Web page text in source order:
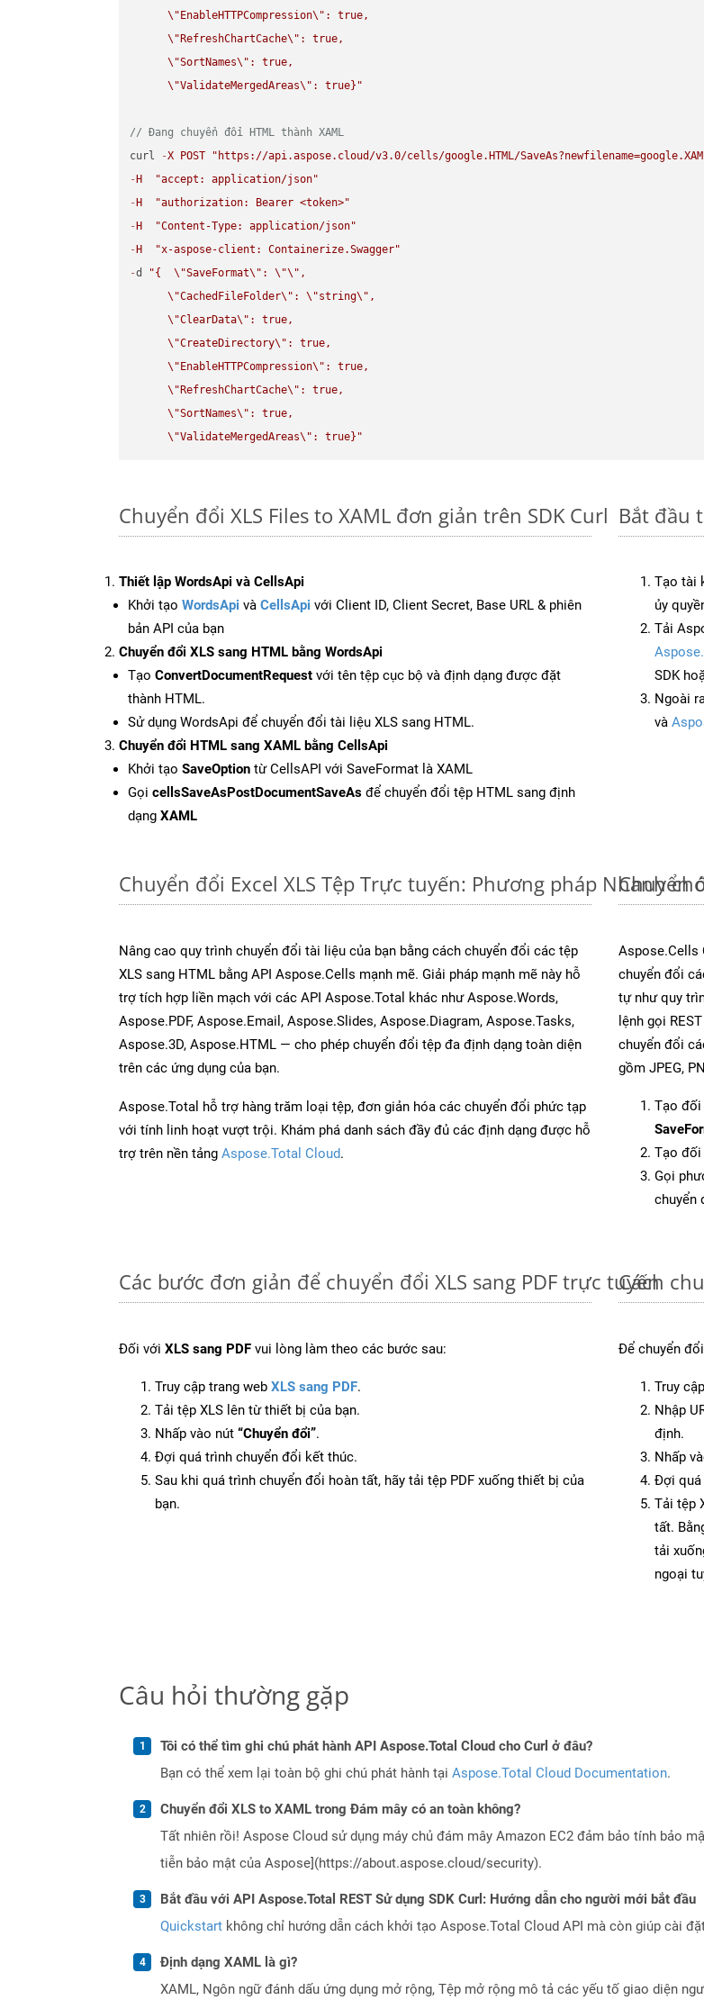
\" EnableHTTPCompression\" : true,
\" RefreshChartCache\" : true,
\"SortNames\" : true,
\"ValidateMergedAreas\" : true}"
// Đang chuyển đổi HTML thành XAML
curl
-X POST
"https://api.aspose.cloud/v3.0/cells/google.HTML/
- H
"accept: application/json"
- H
"authorization: Bearer <token>"
- H
"Content-Type: application/json"
- H
"x-aspose-client: Containerize.Swagger"
-d "{ \"SaveFormat\" : \"\" ,
\"CachedFileFolder\" : \"string\" ,
\"ClearData\" : true,
\"CreateDirectory\" : true,
\" EnableHTTPCompression\" : true,
\" RefreshChartCache\" : true,
\"SortNames\" : true,
\"ValidateMergedAreas\" : true}"
Chuyển đổi XLS Files to XAML đơn giản trên SDK Curl
Thiết lập WordsApi và CellsApi
Khởi tạo WordsApi và CellsApi với Client ID, Client Secret, Base URL & phiên
bản API của bạn
Chuyển đổi XLS sang HTML bằng WordsApi
Tạo ConvertDocumentRequest với tên tệp cục bộ và định dạng được đặt
thành HTML.
Sử dụng WordsApi để chuyển đổi tài liệu XLS sang HTML.
Chuyển đổi HTML sang XAML bằng CellsApi
Khởi tạo SaveOption từ CellsAPI với SaveFormat là XAML
Gọi cellsSaveAsPostDocumentSaveAs để chuyển đổi tệp HTML sang định
dạng XAML
Bắt đầu
Tạo tài
ủy
Tải
SDK
Ngoài
và
Chuyển đổi Excel XLS Tệp Trực tuyến: Phương pháp Nhanh
Nâng cao quy trình chuyển đổi tài liệu của bạn bằng cách chuyển đổi các tệp
XLS sang HTML bằng API Aspose.Cells mạnh mẽ. Giải pháp mạnh mẽ này hỗ
trợ tích hợp liền mạch với các API Aspose.Total khác như Aspose.Words,
Aspose.PDF, Aspose.Email, Aspose.Slides, Aspose.Diagram, Aspose.Tasks,
Aspose.3D, Aspose.HTML — cho phép chuyển đổi tệp đa định dạng toàn diện
trên các ứng dụng của bạn.
Aspose.Total hỗ trợ hàng trăm loại tệp, đơn giản hóa các chuyển đổi phức tạp
với tính linh hoạt vượt trội. Khám phá danh sách đầy đủ các định dạng được hỗ
trợ trên nền tảng Aspose.Total Cloud.
Chuyển
Aspose.Cells
chuyển đổi
tự như quy
lệnh gọi
chuyển đổi
gồm JPEG,
Tạo
Tạo
Gọi
chuyển
Các bước đơn giản để chuyển đổi XLS sang PDF trực tuyến
Đối với XLS sang PDF vui lòng làm theo các bước sau:
Truy cập trang web XLS sang PDF.
Tải tệp XLS lên từ thiết bị của bạn.
Nhấp vào nút “Chuyển đổi”.
Đợi quá trình chuyển đổi kết thúc.
Sau khi quá trình chuyển đổi hoàn tất, hãy tải tệp PDF xuống thiết bị của
bạn.
Cách
Để chuyển
Truy
Nhập
định.
Nhấp
Đợi quá
Tải tệp
tất.
tải
ngoại
Câu hỏi thường gặp
Tôi có thể tìm ghi chú phát hành API Aspose.Total Cloud cho Curl ở đâu?
Bạn có thể xem lại toàn bộ ghi chú phát hành tại Aspose.Total Cloud Documentation.
Chuyển đổi XLS to XAML trong Đám mây có an toàn không?
Tất nhiên rồi! Aspose Cloud sử dụng máy chủ đám mây Amazon EC2 đảm bảo tính bảo
tiễn bảo mật của Aspose](https://about.aspose.cloud/security).
Bắt đầu với API Aspose.Total REST Sử dụng SDK Curl: Hướng dẫn cho người mới bắt đầu
Quickstart không chỉ hướng dẫn cách khởi tạo Aspose.Total Cloud API mà còn giúp cài
Định dạng XAML là gì?
XAML, Ngôn ngữ đánh dấu ứng dụng mở rộng, Tệp mở rộng mô tả các yếu tố giao diện